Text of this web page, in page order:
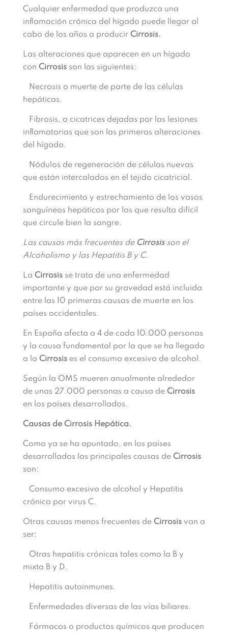
Cualquier enfermedad que produzca una
inflamación crónica del hígado puede llegar al
cabo de los años a producir Cirrosis.
Las alteraciones que aparecen en un hígado
con Cirrosisson las siguientes:
Necrosis o muerte de parte de las células
hepáticas.
Fibrosis, o cicatrices dejadas por las lesiones
inflamatorias que son las primeras alteraciones
del hígado.
Nódulos de regeneración de células nuevas
que están intercalados en el tejido cicatricial.
Endurecimiento y estrechamiento de los vasos
sanguíneos hepáticos por los que resulta difícil
que circule bien la sangre.
Las causas más frecuentes de Cirrosisson el
Alcoholismo y las Hepatitis B y C.
La Cirrosisse trata de una enfermedad
importante y que por su gravedad está incluida
entre las 10 primeras causas de muerte en los
países occidentales.
En España afecta a 4 de cada 10.000 personas
y la causa fundamental por la que se ha llegado
a la Cirrosises el consumo excesivo de alcohol.
Según la OMS mueren anualmente alrededor
de unas 27.000 personas a causa deCirrosis
en los países desarrollados.
Causas de Cirrosis Hepática.
Como ya se ha apuntado, en los países
desarrollados las principales causas deCirrosis
son:
Consumo excesivo de alcohol y Hepatitis
crónica por virus C.
Otras causas menos frecuentes de Cirrosisvan a
ser:
Otras hepatitis crónicas tales como la B y
mixta B y D.
Hepatitis autoinmunes.
Enfermedades diversas de las vías biliares.
Fármacos o productos químicos que producen